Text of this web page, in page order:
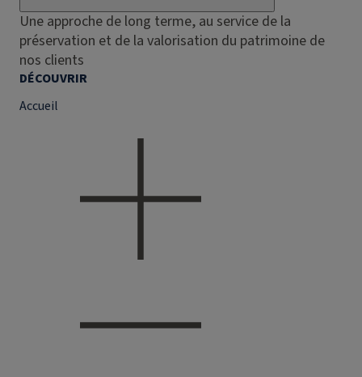
Une approche de long terme, au service de la
préservation et de la valorisation du patrimoine de
nos clients
DÉCOUVRIR
Accueil